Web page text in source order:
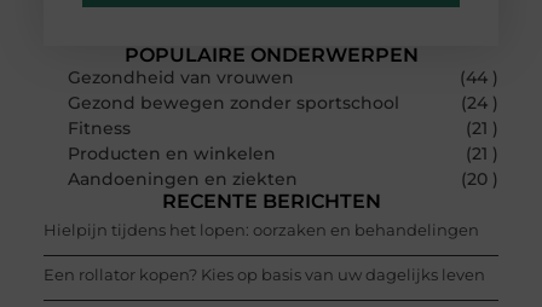
POPULAIRE ONDERWERPEN
Gezondheid van vrouwen
(44 )
Gezond bewegen zonder sportschool
(24 )
Fitness
(21 )
Producten en winkelen
(21 )
Aandoeningen en ziekten
(20 )
RECENTE BERICHTEN
Hielpijn tijdens het lopen: oorzaken en behandelingen
Een rollator kopen? Kies op basis van uw dagelijks leven